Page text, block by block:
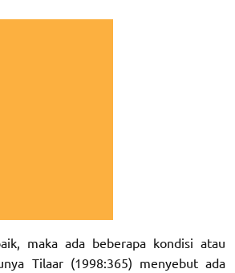
maka ada beberapa kondisi atau
Tilaar (1998:365) menyebut ada